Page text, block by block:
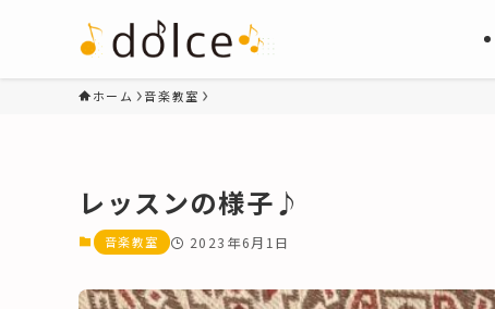
ホーム 音楽教室
レッスンの様子♪
音楽教室 2023年6月1日